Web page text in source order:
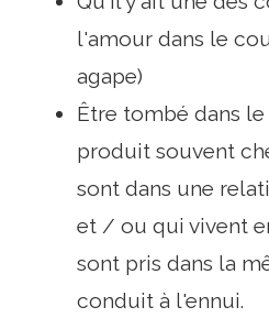
l'amour dans le
agape)
Être tombé dans le
produit souvent
sont dans une
et / ou qui vivent
sont pris dans la
conduit à l'ennui.